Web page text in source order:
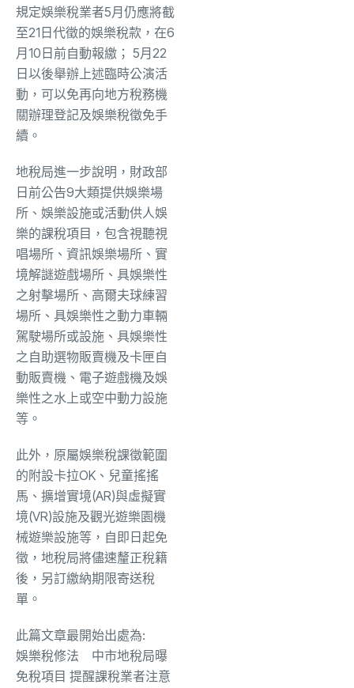
規定娛樂稅業者5月仍應將截
至21日代徵的娛樂稅款，在6
月10日前自動報繳； 5月22
日以後舉辦上述臨時公演活
動，可以免再向地方稅務機
關辦理登記及娛樂稅徵免手
續。
地稅局進一步說明，財政部
日前公告9大類提供娛樂場
所、娛樂設施或活動供人娛
樂的課稅項目，包含視聽視
唱場所、資訊娛樂場所、實
境解謎遊戲場所、具娛樂性
之射擊場所、高爾夫球練習
場所、具娛樂性之動力車輛
駕駛場所或設施、具娛樂性
之自助選物販賣機及卡匣自
動販賣機、電子遊戲機及娛
樂性之水上或空中動力設施
等。
此外，原屬娛樂稅課徵範圍
的附設卡拉OK、兒童搖搖
馬、擴增實境(AR)與虛擬實
境(VR)設施及觀光遊樂園機
械遊樂設施等，自即日起免
徵，地稅局將儘速釐正稅籍
後，另訂繳納期限寄送稅
單。
此篇文章最開始出處為:
娛樂稅修法 中市地稅局曝
免稅項目 提醒課稅業者注意